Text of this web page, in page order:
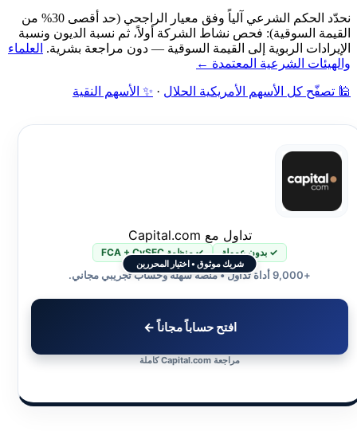
نحدّد الحكم الشرعي آلياً وفق معيار الراجحي (حد أقصى 30% من
القيمة السوقية): فحص نشاط الشركة أولاً، ثم نسبة الديون ونسبة
الإيرادات الربوية إلى القيمة السوقية — دون مراجعة بشرية. العلماء
والهيئات الشرعية المعتمدة ←
🕌 تصفّح كل الأسهم الأمريكية الحلال · ✨ الأسهم النقية
شريك موثوق • اختيار المحررين
تداول مع Capital.com
✓ بدون عمولة ✓ منظمة FCA + CySEC
+9,000 أداة تداول • منصة سهلة وحساب تجريبي مجاني.
افتح حساباً مجاناً ←
مراجعة Capital.com كاملة